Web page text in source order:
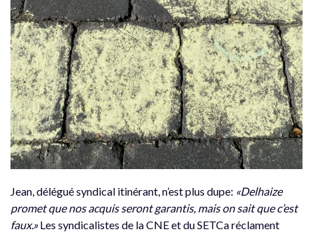
Jean, délégué syndical itinérant, n’est plus dupe: «Delhaize
promet que nos acquis seront garantis, mais on sait que c’est
faux.»Les syndicalistes de la CNE et du SETCa réclament